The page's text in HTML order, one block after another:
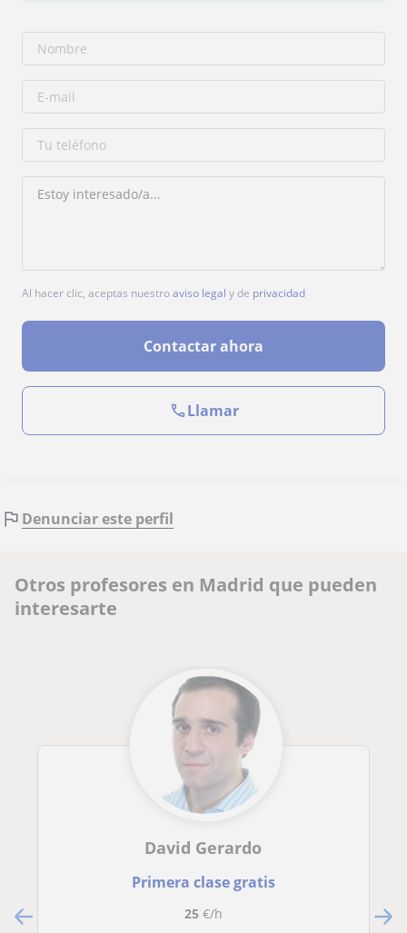
Al hacer clic, aceptas nuestroaviso legal y de privacidad
Contactar ahora
Llamar
Denunciar este perfil
Otros profesores en Madrid que pueden
interesarte
David Gerardo
Primera clase gratis
25€/h